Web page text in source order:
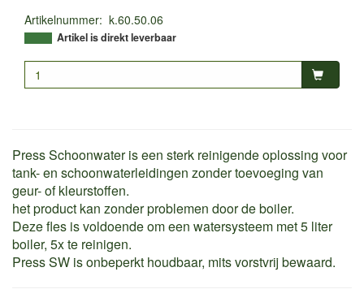
Artikelnummer: k.60.50.06
Artikel is direkt leverbaar
Press Schoonwater is een sterk reinigende oplossing voor
tank- en schoonwaterleidingen zonder toevoeging van
geur- of kleurstoffen.
het product kan zonder problemen door de boiler.
Deze fles is voldoende om een watersysteem met 5 liter
boiler, 5x te reinigen.
Press SW is onbeperkt houdbaar, mits vorstvrij bewaard.